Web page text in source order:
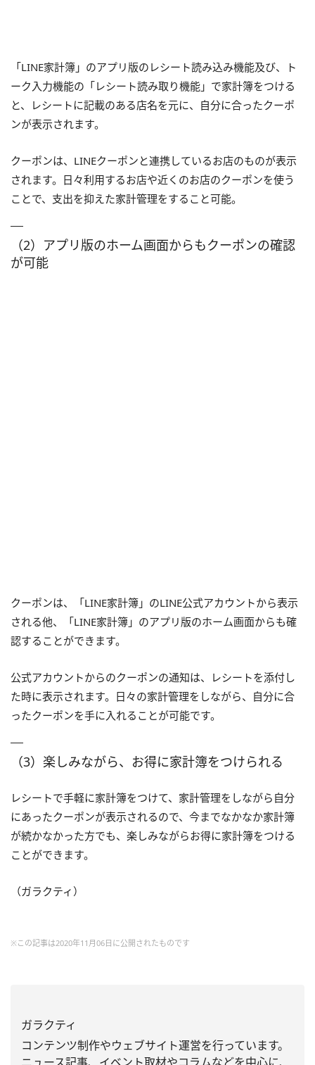
「LINE家計簿」のアプリ版のレシート読み込み機能及び、ト
ーク入力機能の「レシート読み取り機能」で家計簿をつける
と、レシートに記載のある店名を元に、自分に合ったクーポ
ンが表示されます。
クーポンは、 LINEクーポンと連携しているお店のものが表示
されます。日々利用するお店や近くのお店のクーポンを使う
ことで、支出を抑えた家計管理をすること可能。
（2）アプリ版のホーム画面からもクーポンの確認
が可能
クーポンは、「LINE家計簿」のLINE公式アカウントから表示
される他、「LINE家計簿」のアプリ版のホーム画面からも確
認することができます。
公式アカウントからのクーポンの通知は、レシートを添付し
た時に表示されます。日々の家計管理をしながら、自分に合
ったクーポンを手に入れることが可能です。
（3）楽しみながら、お得に家計簿をつけられる
レシートで手軽に家計簿をつけて、家計管理をしながら自分
にあったクーポンが表示されるので、今までなかなか家計簿
が続かなかった方でも、楽しみながらお得に家計簿をつける
ことができます。
（ガラクティ）
※この記事は2020年11月06日に公開されたものです
ガラクティ
コンテンツ制作やウェブサイト運営を行っています。